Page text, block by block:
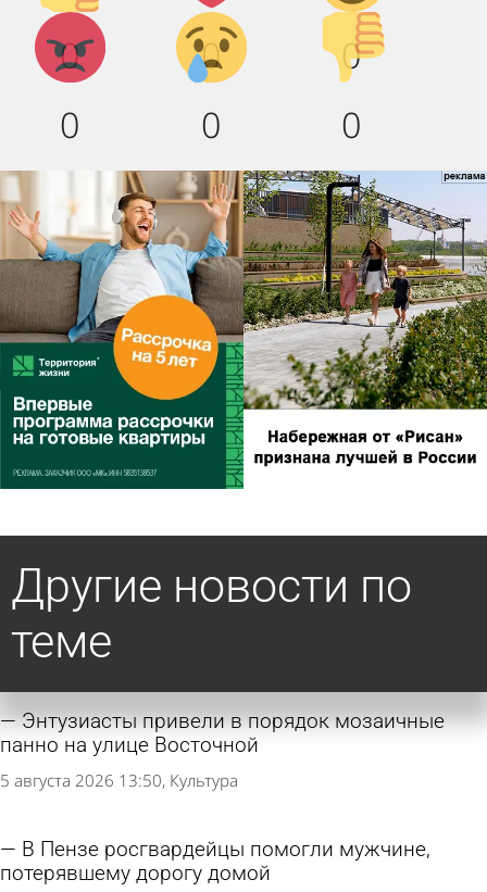
0 0 0
Агрессия!
0
Грусть
:(
0
Палец
вниз!
0
Другие новости по
теме
Энтузиасты привели в порядок мозаичные
панно на улице Восточной
5 августа 2026 13:50 Культура
В Пензе росгвардейцы помогли мужчине,
потерявшему дорогу домой